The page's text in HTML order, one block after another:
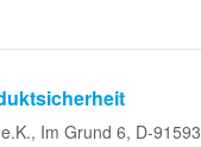
Im Grund 6, D-91593